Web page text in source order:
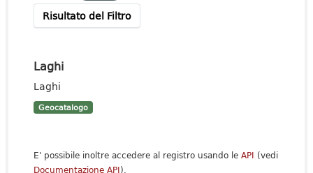
Risultato del Filtro
Laghi
Laghi
Geocatalogo
E' possibile inoltre accedere al registro usando le API (vedi
Documentazione API).